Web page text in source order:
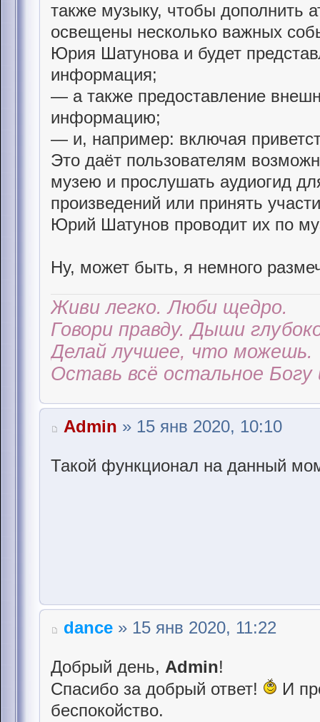
также музыку, чтобы дополнить
освещены несколько важных
Юрия Шатунова и будет
информация;
— а также предоставление
информацию;
— и, например: включая
Это даёт пользователям
музею и прослушать аудиогид
произведений или принять
Юрий Шатунов проводит их по
Ну, может быть, я немного
Живи легко. Люби щедро.
Говори правду. Дыши
Делай лучшее, что можешь.
Оставь всё остальное Богу
Admin » 15 янв 2020, 10:10
Такой функционал на данный
dance » 15 янв 2020, 11:22
Добрый день, Admin!
Спасибо за добрый ответ!
И
беспокойство.